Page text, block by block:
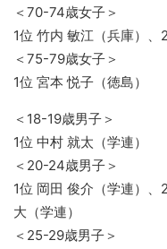
＜70-74歳女子＞
1位 竹内 敏江（兵庫）、
＜75-79歳女子＞
1位 宮本 悦子（徳島）
＜18-19歳男子＞
1位 中村 就太（学連）
＜20-24歳男子＞
1位 岡田 俊介（学連）
大（学連）
＜25-29歳男子＞